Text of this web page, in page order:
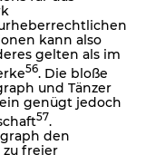
kann also
gelten als im
56. Die bloße
und Tänzer
genügt jedoch
57.
den
zu freier